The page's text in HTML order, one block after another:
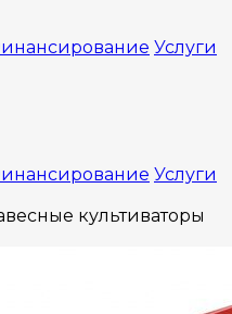
Услуги
Услуги
культиваторы